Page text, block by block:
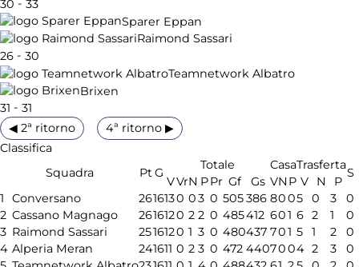
30 - 33
Sparer Eppan
Raimond Sassari
26 - 30
Teamnetwork Albatro
Brixen
31 - 31
◀ 2ª ritorno
4ª ritorno ▶
Classifica
Squadra
PtG
Totale CasaTrasferta
S
VVrN PPr Gf Gs VN P V N
P
1
Conversano 2616130 03 0 505386 8005 0 3
0
2 Cassano Magnago 2616120 2 2 0 485412 601 6 2 1
0
3 Raimond Sassari 2516120 1 3 0 480437 701 5 1 2
0
4 Alperia Meran 241611 0 2 3 0 472 4407004 2 3
0